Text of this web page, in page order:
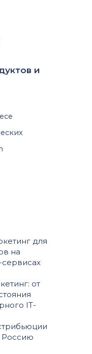
и
для
на
от
IT-
Россию